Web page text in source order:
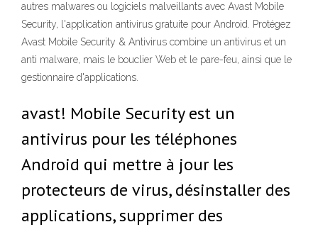
autres malwares ou logiciels malveillants avec Avast Mobile
Security, l'application antivirus gratuite pour Android. Protégez
Avast Mobile Security & Antivirus combine un antivirus et un
anti malware, mais le bouclier Web et le pare-feu, ainsi que le
gestionnaire d'applications.
avast! Mobile Security est un
antivirus pour les téléphones
Android qui mettre à jour les
protecteurs de virus, désinstaller des
applications, supprimer des